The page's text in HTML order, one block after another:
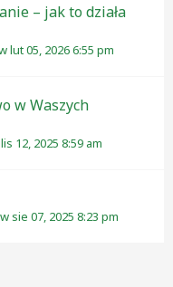
– jak to działa
lut 05, 2026 6:55 pm
w Waszych
12, 2025 8:59 am
sie 07, 2025 8:23 pm